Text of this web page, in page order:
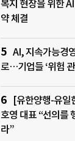
복지 현장을 위한
약 체결
AI, 지속가능경
로…기업들 ‘위험 관
[유한양행-유일
호영 대표 “선의를
라”